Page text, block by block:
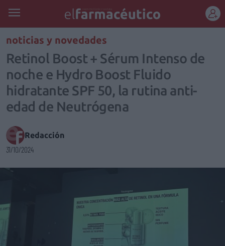
REGÍSTRATE
noticias y novedades
Retinol Boost + Sérum Intenso de
noche e Hydro Boost Fluido
hidratante SPF 50, la rutina anti-
edad de Neutrógena
Redacción
31/10/2024